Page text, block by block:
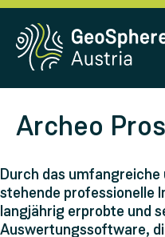
Archeo
Durch das
stehende professionelle
langjährig erprobte und
Auswertungssoftware,